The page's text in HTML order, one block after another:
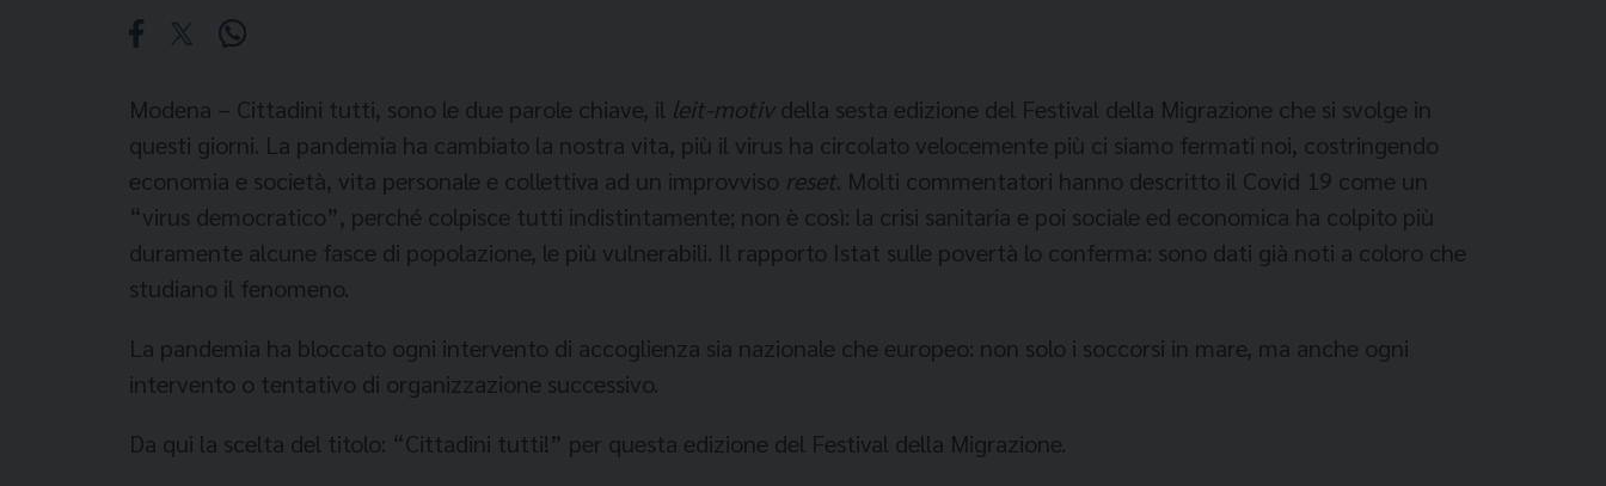
Modena – Cittadini tutti, sono le due parole chiave, il leit-motivdella sesta edizione del Festival della Migrazione che si svolge in
questi giorni. La pandemia ha cambiato la nostra vita, più il virus ha circolato velocemente più ci siamo fermati noi, costringendo
economia e società, vita personale e collettiva ad un improvviso reset. Molti commentatori hanno descritto il Covid 19 come un
“virus democratico”, perché colpisce tutti indistintamente; non è così: la crisi sanitaria e poi sociale ed economica ha colpito più
duramente alcune fasce di popolazione, le più vulnerabili. Il rapporto Istat sulle povertà lo conferma: sono dati già noti a coloro che
studiano il fenomeno.
La pandemia ha bloccato ogni intervento di accoglienza sia nazionale che europeo: non solo i soccorsi in mare, ma anche ogni
intervento o tentativo di organizzazione successivo.
Da qui la scelta del titolo: “Cittadini tutti!” per questa edizione del Festival della Migrazione.